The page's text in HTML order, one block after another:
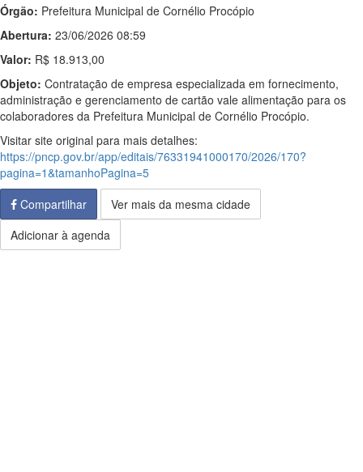
Órgão: Prefeitura Municipal de Cornélio Procópio
Abertura: 23/06/2026 08:59
Valor: R$ 18.913,00
Objeto: Contratação de empresa especializada em fornecimento,
administração e gerenciamento de cartão vale alimentação para os
colaboradores da Prefeitura Municipal de Cornélio Procópio.
Visitar site original para mais detalhes:
https://pncp.gov.br/app/editais/76331941000170/2026/170?
pagina=1&tamanhoPagina=5
Compartilhar
Ver mais da mesma cidade
Adicionar à agenda